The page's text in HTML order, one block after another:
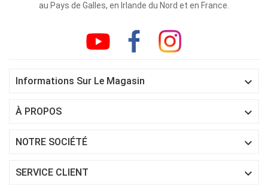
au Pays de Galles, en Irlande du Nord et en France.
Informations Sur Le Magasin 
À PROPOS 
NOTRE SOCIÉTÉ 
SERVICE CLIENT 